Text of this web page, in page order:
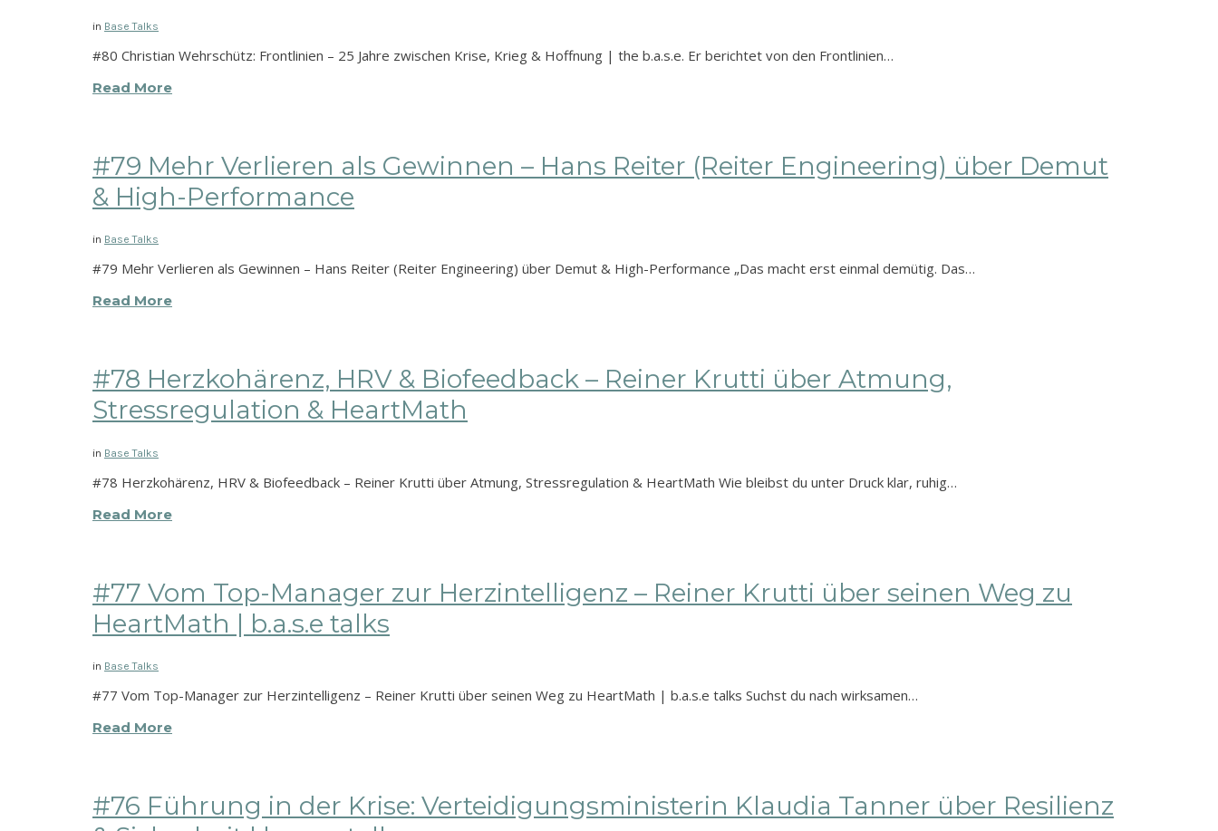
in Base Talks
#80 Christian Wehrschütz: Frontlinien – 25 Jahre zwischen Krise, Krieg & Hoffnung | the b.a.s.e. Er berichtet von den Frontlinien…
Read More
#79 Mehr Verlieren als Gewinnen – Hans Reiter (Reiter Engineering) über Demut
& High-Performance
in Base Talks
#79 Mehr Verlieren als Gewinnen – Hans Reiter (Reiter Engineering) über Demut & High-Performance „Das macht erst einmal demütig. Das…
Read More
#78 Herzkohärenz, HRV & Biofeedback – Reiner Krutti über Atmung,
Stressregulation & HeartMath
in Base Talks
#78 Herzkohärenz, HRV & Biofeedback – Reiner Krutti über Atmung, Stressregulation & HeartMath Wie bleibst du unter Druck klar, ruhig…
Read More
#77 Vom Top-Manager zur Herzintelligenz – Reiner Krutti über seinen Weg zu
HeartMath | b.a.s.e talks
in Base Talks
#77 Vom Top-Manager zur Herzintelligenz – Reiner Krutti über seinen Weg zu HeartMath | b.a.s.e talks Suchst du nach wirksamen…
Read More
#76 Führung in der Krise: Verteidigungsministerin Klaudia Tanner über Resilienz